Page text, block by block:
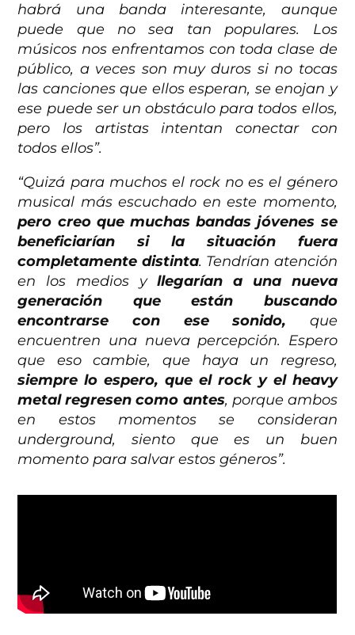
habrá una banda interesante, aunque
puede que no sea tan populares. Los
músicos nos enfrentamos con toda clase de
público, a veces son muy duros si no tocas
las canciones que ellos esperan, se enojan y
ese puede ser un obstáculo para todos ellos,
pero los artistas intentan conectar con
todos ellos”.
“Quizá para muchos el rock no es el género
musical más escuchado en este momento,
pero creo que muchas bandas jóvenes se
beneficiarían si la situación fuera
completamente distinta. Tendrían atención
en los medios yllegarían a una nueva
generación que están buscando
encontrarse con ese sonido, que
encuentren una nueva percepción. Espero
que eso cambie, que haya un regreso,
siempre lo espero, que el rock y el heavy
metal regresen como antes, porque ambos
en estos momentos se consideran
underground, siento que es un buen
momento para salvar estos géneros”.